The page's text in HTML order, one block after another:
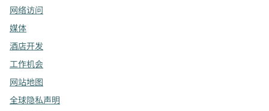
网络访问
媒体
酒店开发
工作机会
网站地图
全球隐私声明